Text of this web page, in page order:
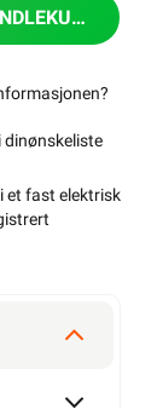
dinønskeliste
et fast elektrisk